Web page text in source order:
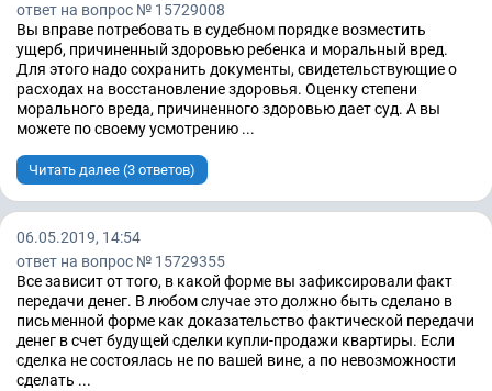
ответ на вопрос № 15729008
Вы вправе потребовать в судебном порядке возместить
ущерб, причиненный здоровью ребенка и моральный вред.
Для этого надо сохранить документы, свидетельствующие о
расходах на восстановление здоровья. Оценку степени
морального вреда, причиненного здоровью дает суд. А вы
можете по своему усмотрению ...
Читать далее (3 ответов)
06.05.2019, 14:54
ответ на вопрос № 15729355
Все зависит от того, в какой форме вы зафиксировали факт
передачи денег. В любом случае это должно быть сделано в
письменной форме как доказательство фактической передачи
денег в счет будущей сделки купли-продажи квартиры. Если
сделка не состоялась не по вашей вине, а по невозможности
сделать ...